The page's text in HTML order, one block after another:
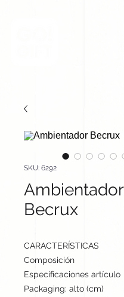
SKU: 6292
Ambientador
Becrux
CARACTERÍSTICAS
Composición
Especificaciones artículo
Packaging: alto (cm)